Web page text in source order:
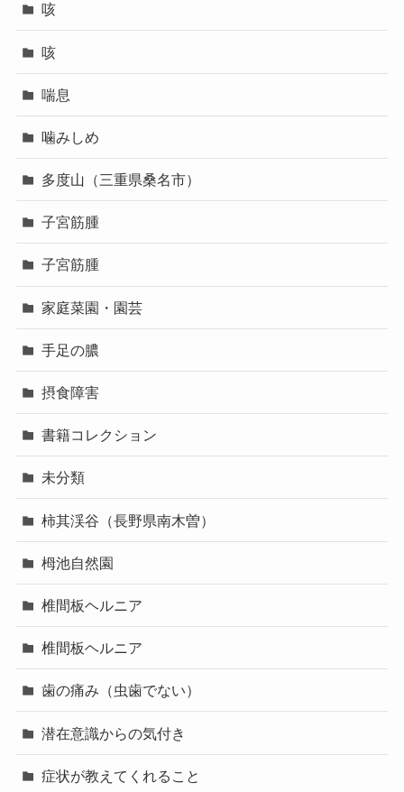
咳
咳
喘息
噛みしめ
多度山（三重県桑名市）
子宮筋腫
子宮筋腫
家庭菜園・園芸
手足の膿
摂食障害
書籍コレクション
未分類
柿其渓谷（長野県南木曽）
栂池自然園
椎間板ヘルニア
椎間板ヘルニア
歯の痛み（虫歯でない）
潜在意識からの気付き
症状が教えてくれること